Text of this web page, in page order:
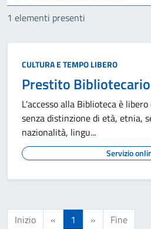
1 elementi presenti
CULTURA E TEMPO LIBERO
Prestito Bibliotecario
L'accesso alla Biblioteca è
senza distinzione di età, etnia,
nazionalità, lingu...
Servizio
Inizio « 1 » Fine